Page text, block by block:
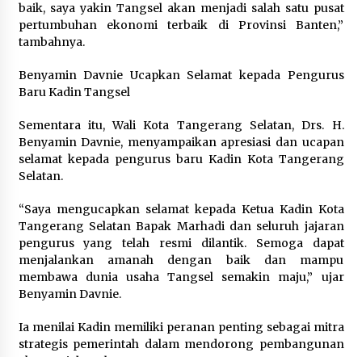
baik, saya yakin Tangsel akan menjadi salah satu pusat
pertumbuhan ekonomi terbaik di Provinsi Banten,”
tambahnya.
Benyamin Davnie Ucapkan Selamat kepada Pengurus
Baru Kadin Tangsel
Sementara itu, Wali Kota Tangerang Selatan, Drs. H.
Benyamin Davnie, menyampaikan apresiasi dan ucapan
selamat kepada pengurus baru Kadin Kota Tangerang
Selatan.
“Saya mengucapkan selamat kepada Ketua Kadin Kota
Tangerang Selatan Bapak Marhadi dan seluruh jajaran
pengurus yang telah resmi dilantik. Semoga dapat
menjalankan amanah dengan baik dan mampu
membawa dunia usaha Tangsel semakin maju,” ujar
Benyamin Davnie.
Ia menilai Kadin memiliki peranan penting sebagai mitra
strategis pemerintah dalam mendorong pembangunan